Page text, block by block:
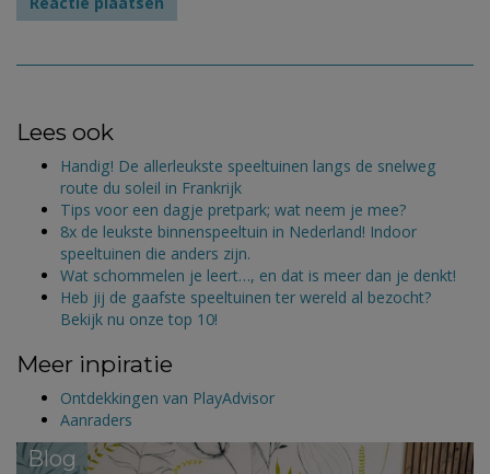
Lees ook
Handig! De allerleukste speeltuinen langs de snelweg
route du soleil in Frankrijk
Tips voor een dagje pretpark; wat neem je mee?
8x de leukste binnenspeeltuin in Nederland! Indoor
speeltuinen die anders zijn.
Wat schommelen je leert…, en dat is meer dan je denkt!
Heb jij de gaafste speeltuinen ter wereld al bezocht?
Bekijk nu onze top 10!
Meer inpiratie
Ontdekkingen van PlayAdvisor
Aanraders
Blog